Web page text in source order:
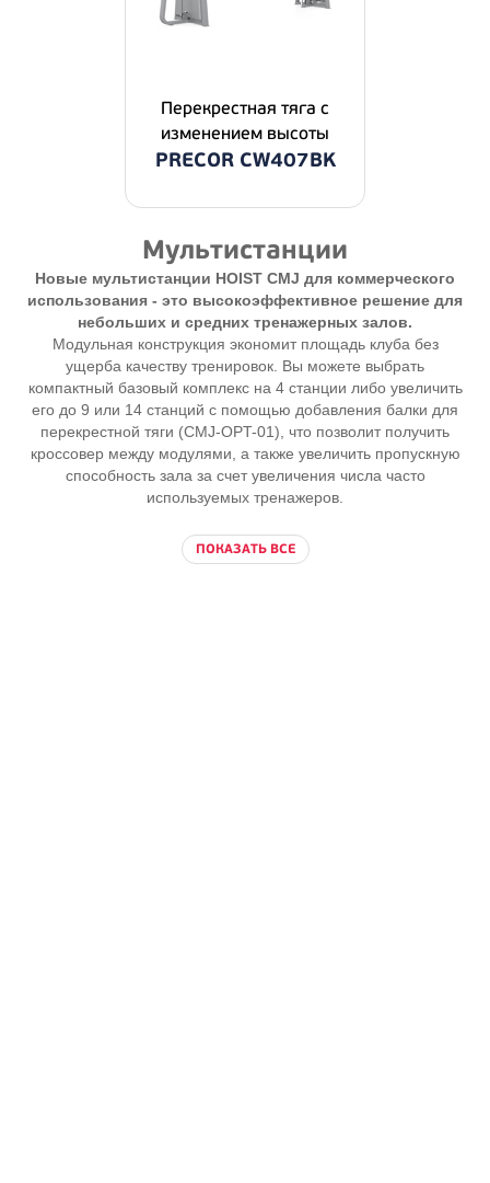
Перекрестная тяга с
изменением высоты
PRECOR CW407BK
Мультистанции
Новые мультистанции HOIST CMJ для коммерческого
использования - это высокоэффективное решение для
небольших и средних тренажерных залов.
Модульная конструкция экономит площадь клуба без
ущерба качеству тренировок. Вы можете выбрать
компактный базовый комплекс на 4 станции либо увеличить
его до 9 или 14 станций с помощью добавления балки для
перекрестной тяги (CMJ-OPT-01), что позволит получить
кроссовер между модулями, а также увеличить пропускную
способность зала за счет увеличения числа часто
используемых тренажеров.
ПОКАЗАТЬ ВСЕ